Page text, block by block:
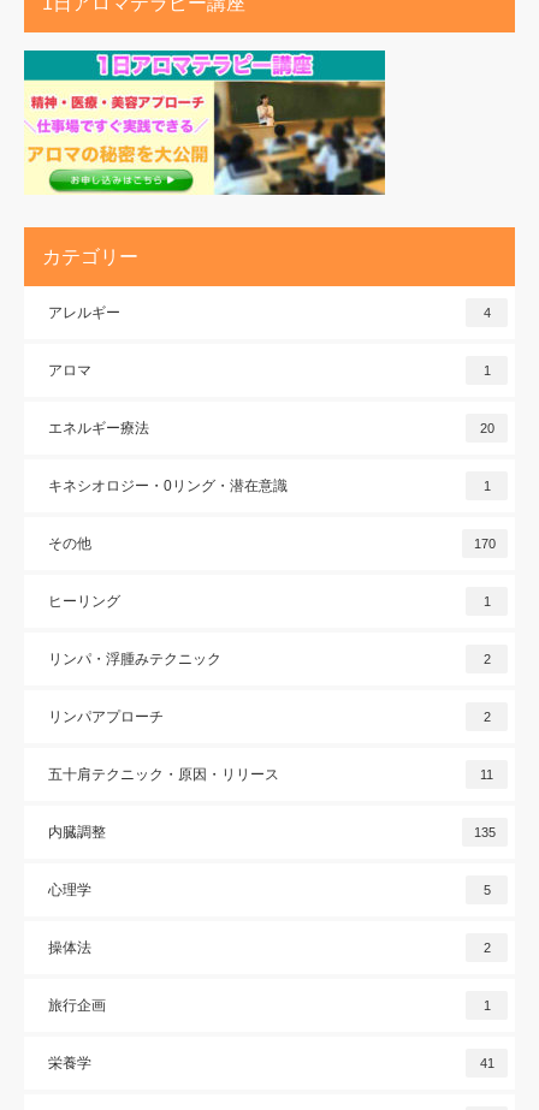
カテゴリー
アレルギー 4
アロマ 1
エネルギー療法 20
キネシオロジー・0リング・潜在意識 1
その他 170
ヒーリング 1
リンパ・浮腫みテクニック 2
リンパアプローチ 2
五十肩テクニック・原因・リリース 11
内臓調整 135
心理学 5
操体法 2
旅行企画 1
栄養学 41